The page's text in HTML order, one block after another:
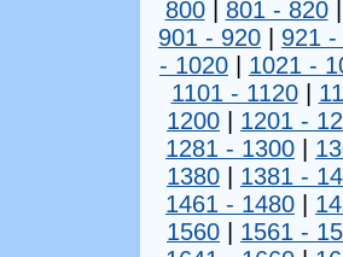
800| 801 - 820
901 - 920
921 -
- 1020
1021 -
1101 - 1120|
1200
1201 -
1281 - 1300
1380
1381 -
1461 - 1480
1560
1561 -